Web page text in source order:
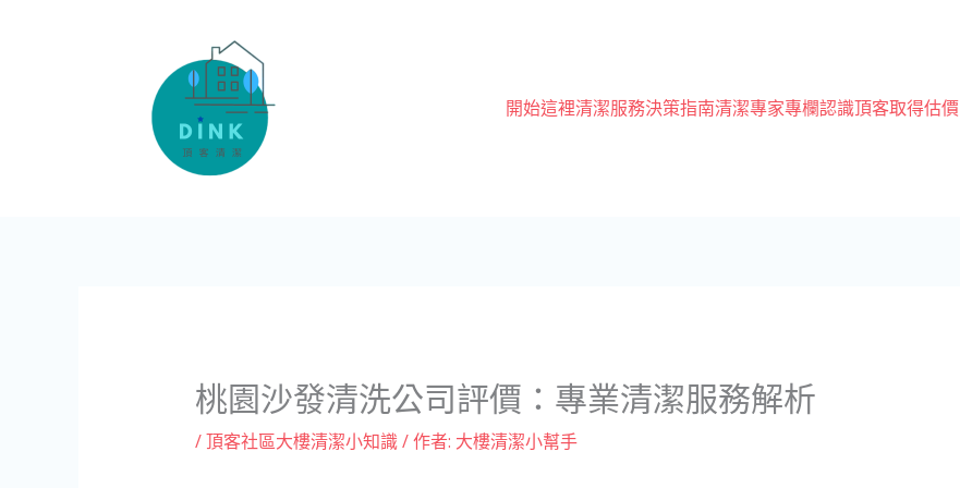
開始這裡清潔服務決策指南清潔專家專欄認識頂客取得估價
桃園沙發清洗公司評價：專業清潔服務解析
/頂客社區大樓清潔小知識/ 作者: 大樓清潔小幫手